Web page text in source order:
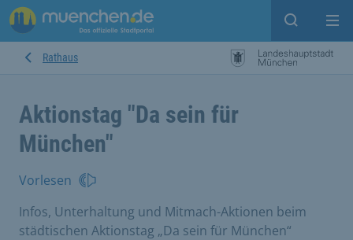
Suche
Rathaus
Aktionstag "Da sein für
München"
Vorlesen
Infos, Unterhaltung und Mitmach-Aktionen beim
städtischen Aktionstag „Da sein für München“